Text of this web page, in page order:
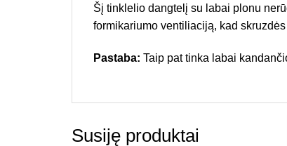
Šį tinklelio dangtelį su labai plonu
formikariumo ventiliaciją, kad
Pastaba: Taip pat tinka labai
Susiję produktai